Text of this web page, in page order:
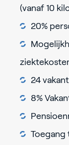
(vanaf 10
20%
24
8%